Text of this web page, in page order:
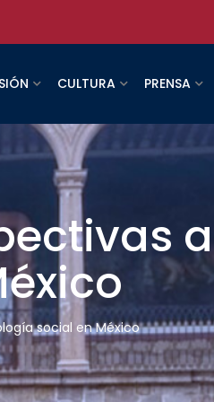
CULTURA PRENSA
social en México